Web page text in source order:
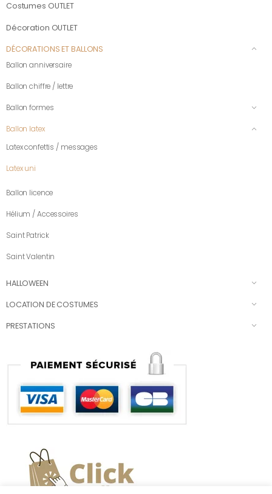
Costumes OUTLET
Décoration OUTLET
DÉCORATIONS ET BALLONS
Ballon anniversaire
Ballon chiffre / lettre
Ballon formes
Ballon latex
Latex confettis / messages
Latex uni
Ballon licence
Hélium / Accessoires
Saint Patrick
Saint Valentin
HALLOWEEN
LOCATION DE COSTUMES
PRESTATIONS